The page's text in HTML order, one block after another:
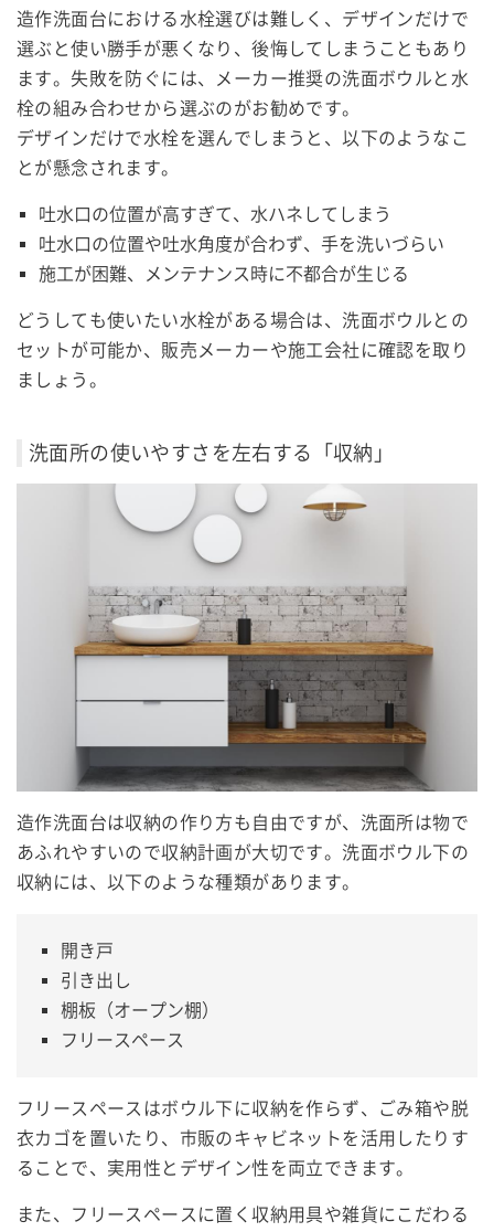
造作洗面台における水栓選びは難しく、デザインだけで
選ぶと使い勝手が悪くなり、後悔してしまうこともあり
ます。失敗を防ぐには、メーカー推奨の洗面ボウルと水
栓の組み合わせから選ぶのがお勧めです。
デザインだけで水栓を選んでしまうと、以下のようなこ
とが懸念されます。
吐水口の位置が高すぎて、水ハネしてしまう
吐水口の位置や吐水角度が合わず、手を洗いづらい
施工が困難、メンテナンス時に不都合が生じる
どうしても使いたい水栓がある場合は、洗面ボウルとの
セットが可能か、販売メーカーや施工会社に確認を取り
ましょう。
洗面所の使いやすさを左右する「収納」
造作洗面台は収納の作り方も自由ですが、洗面所は物で
あふれやすいので収納計画が大切です。洗面ボウル下の
収納には、以下のような種類があります。
開き戸
引き出し
棚板（オープン棚）
フリースペース
フリースペースはボウル下に収納を作らず、ごみ箱や脱
衣カゴを置いたり、市販のキャビネットを活用したりす
ることで、実用性とデザイン性を両立できます。
また、フリースペースに置く収納用具や雑貨にこだわる